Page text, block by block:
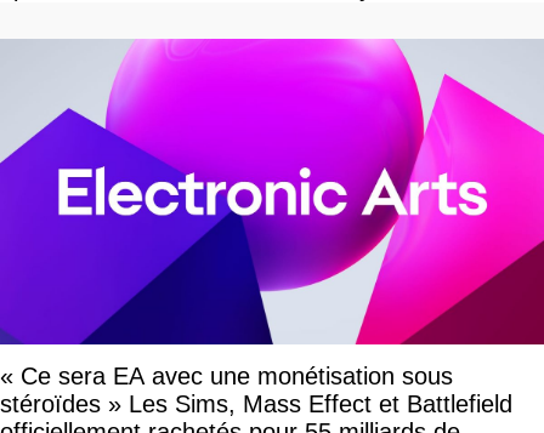
« Ce sera EA avec une monétisation sous
stéroïdes » Les Sims, Mass Effect et Battlefield